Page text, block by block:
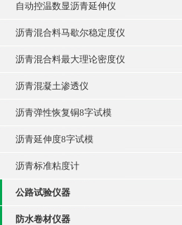
自动控温数显沥青延伸仪
沥青混合料马歇尔稳定度仪
沥青混合料最大理论密度仪
沥青混凝土渗透仪
沥青弹性恢复铜8字试模
沥青延伸度8字试模
沥青标准粘度计
公路试验仪器
防水卷材仪器